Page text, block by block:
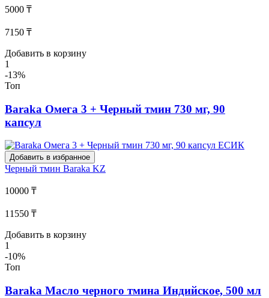
5000 ₸
7150 ₸
Добавить в корзину
1
-13%
Топ
Baraka Омега 3 + Черный тмин 730 мг, 90
капсул
Добавить в избранное
Черный тмин Baraka KZ
10000 ₸
11550 ₸
Добавить в корзину
1
-10%
Топ
Baraka Масло черного тмина Индийское, 500 мл